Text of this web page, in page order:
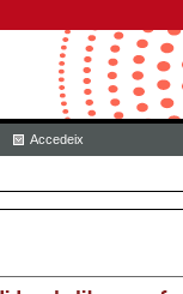
Accedeix